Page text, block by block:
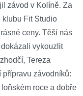
závod v Kolíně. Za
klubu Fit Studio
ceny. Těší nás
vykouzlit
Tereza
závodníků:
roce a dobře